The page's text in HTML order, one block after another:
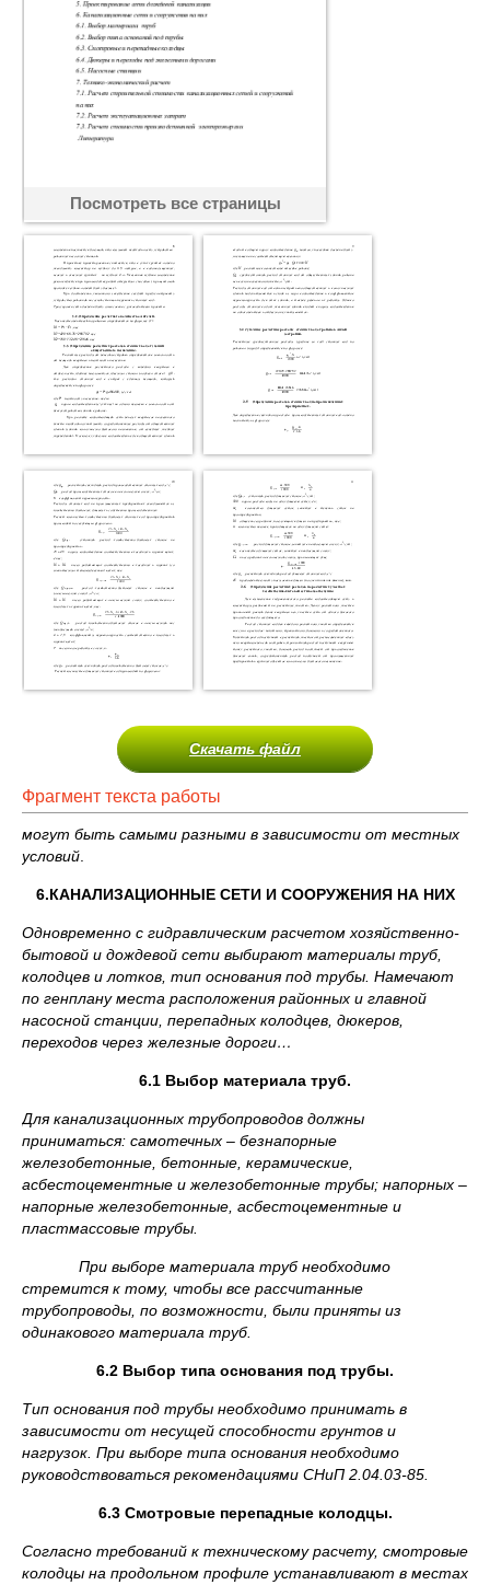
Посмотреть все страницы
Скачать файл
Фрагмент текста работы
могут быть самыми разными в зависимости от местных
условий
6.КАНАЛИЗАЦИОННЫЕ СЕТИ И СООРУЖЕНИЯ НА НИХ
Одновременно с гидравлическим расчетом хозяйственно-
бытовой и дождевой сети выбирают материалы труб,
колодцев и лотков, тип основания под трубы. Намечают
по генплану места расположения районных и главной
насосной станции, перепадных колодцев, дюкеров,
переходов через железные дороги…
6.1 Выбор материала труб.
Для канализационных трубопроводов должны
приниматься: самотечных – безнапорные
железобетонные, бетонные, керамические,
асбестоцементные и железобетонные трубы; напорных –
напорные железобетонные, асбестоцементные и
пластмассовые трубы.
При выборе материала труб необходимо
стремится к тому, чтобы все рассчитанные
трубопроводы, по возможности, были приняты из
одинакового материала труб.
6.2 Выбор типа основания под трубы.
Тип основания под трубы необходимо принимать в
зависимости от несущей способности грунтов и
нагрузок. При выборе типа основания необходимо
руководствоваться рекомендациями СНиП 2.04.03-85.
6.3 Смотровые перепадные колодцы.
Согласно требований к техническому расчету, смотровые
колодцы на продольном профиле устанавливают в местах